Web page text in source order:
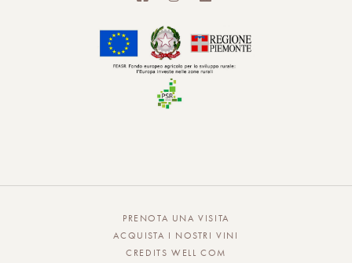
PRENOTA UNA VISITA
ACQUISTA I NOSTRI VINI
CREDITS WELL COM